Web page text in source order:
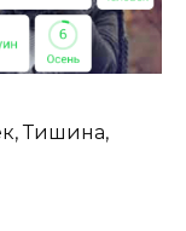
Тишина,